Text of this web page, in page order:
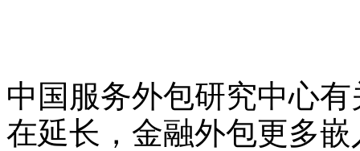
中国服务外包研究中心
在延长，金融外包更多